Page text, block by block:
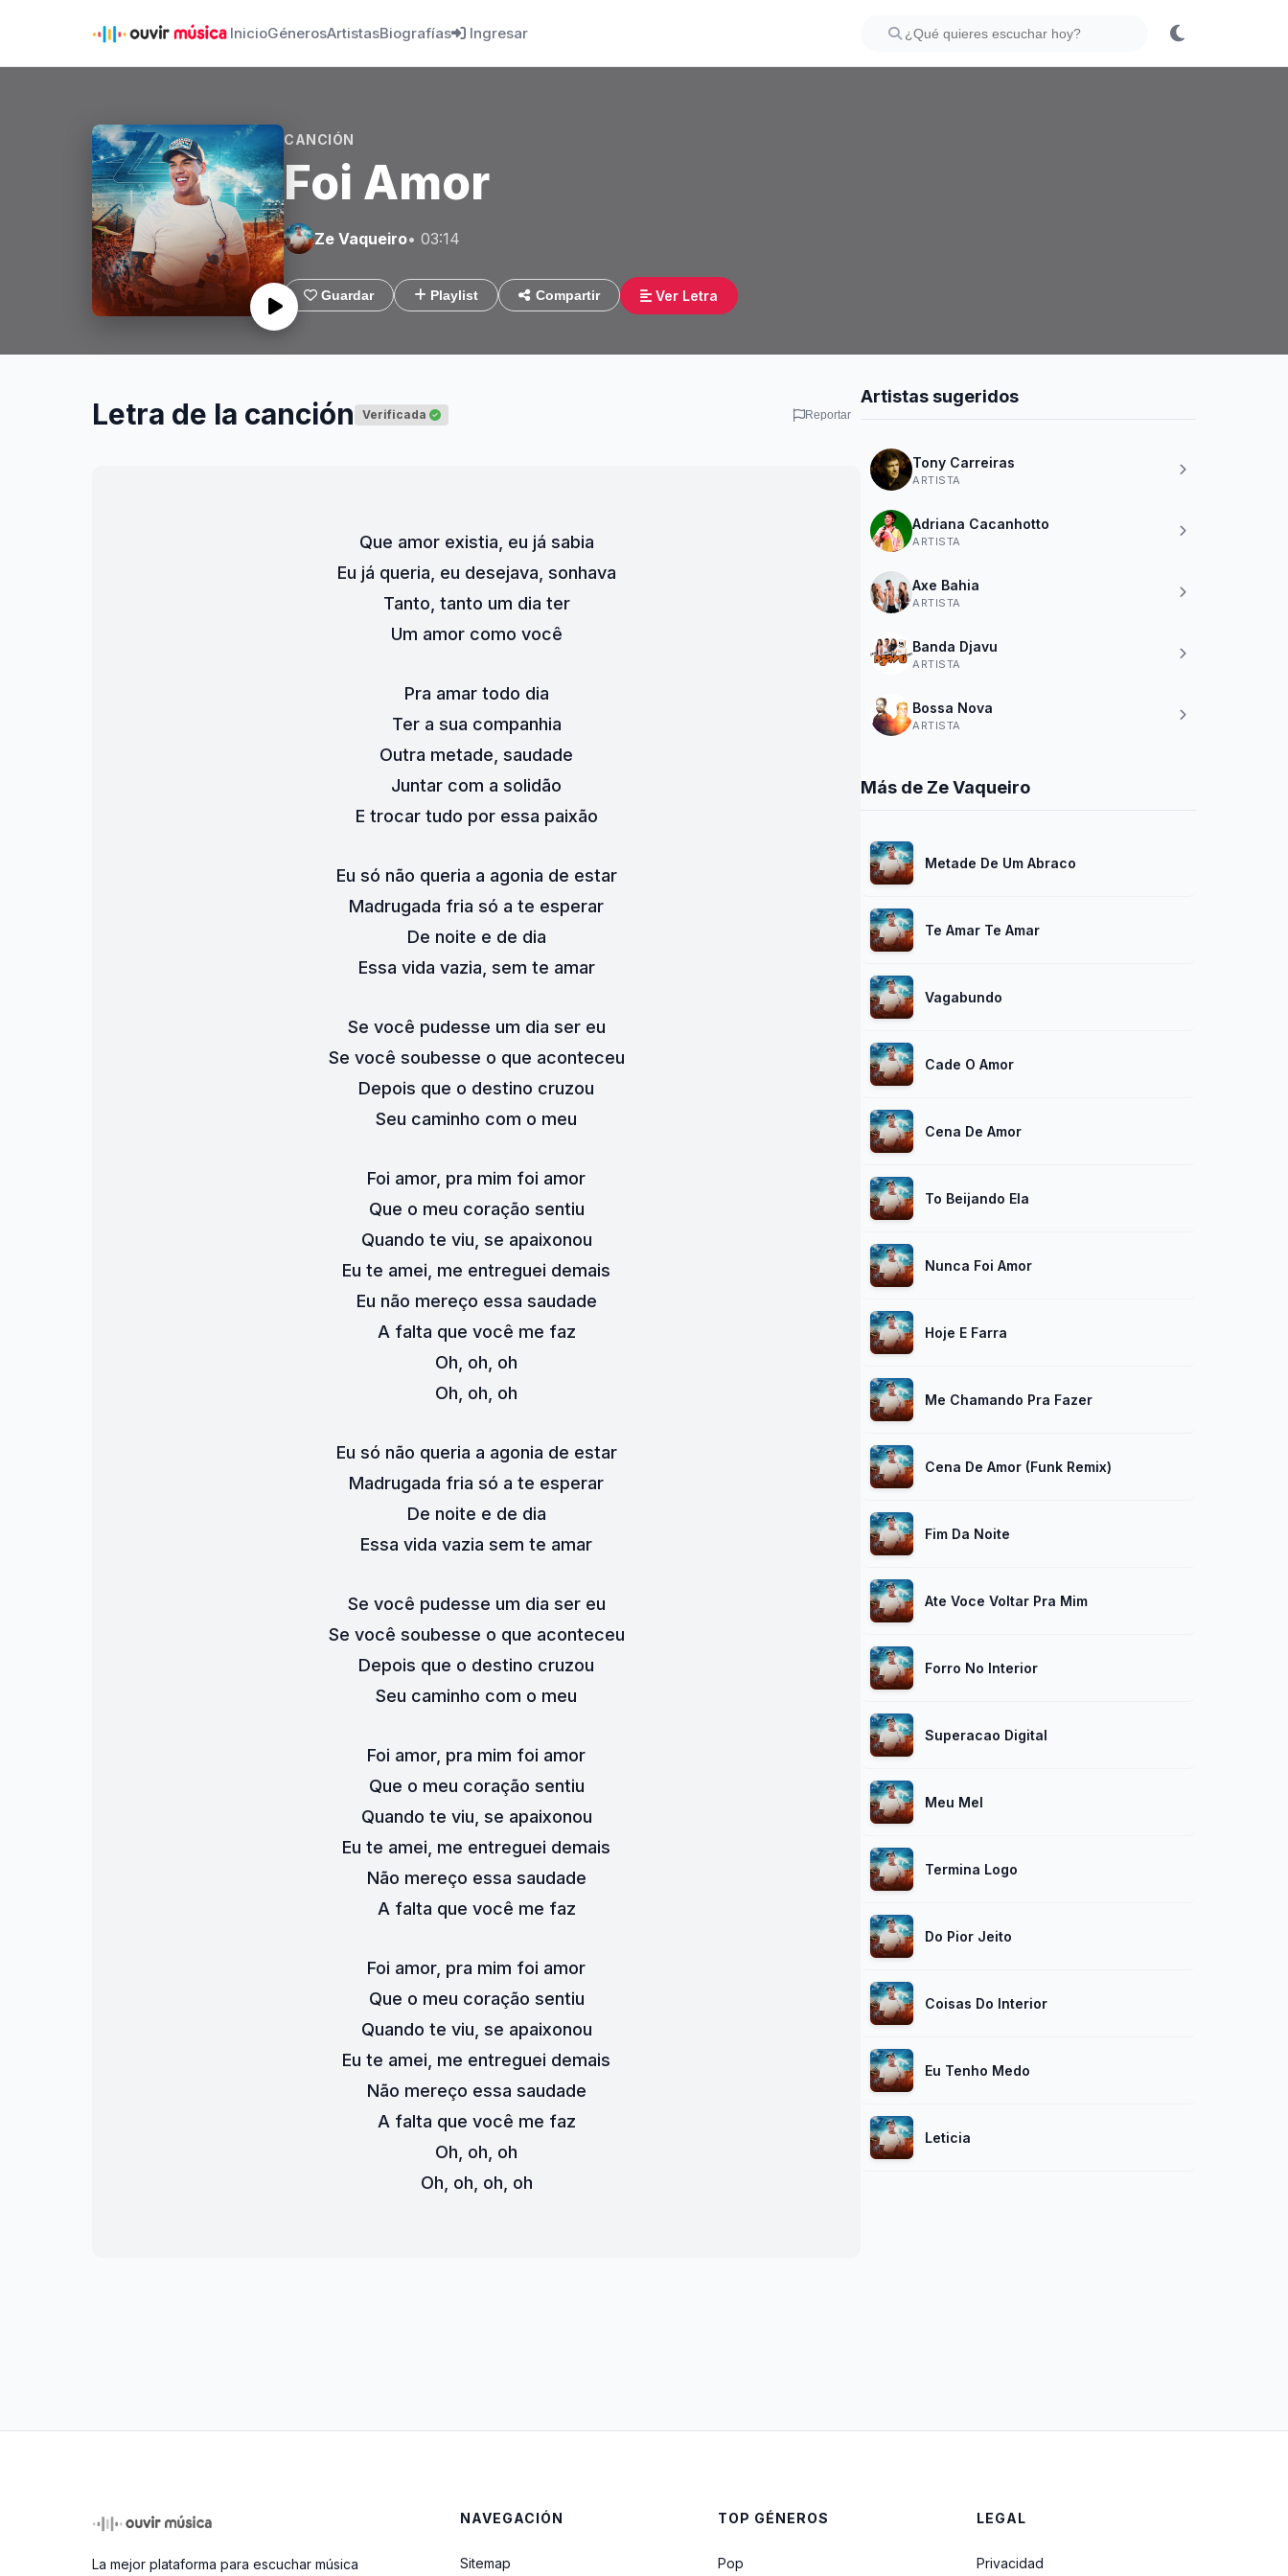
InicioGénerosArtistasBiografías Ingresar
CANCIÓN
Foi Amor
Ze Vaqueiro• 03:14
Guardar Playlist Compartir Ver Letra
Letra de la canción Verificada Reportar
Que amor existia, eu já sabia
Eu já queria, eu desejava, sonhava
Tanto, tanto um dia ter
Um amor como você
Pra amar todo dia
Ter a sua companhia
Outra metade, saudade
Juntar com a solidão
E trocar tudo por essa paixão
Eu só não queria a agonia de estar
Madrugada fria só a te esperar
De noite e de dia
Essa vida vazia, sem te amar
Se você pudesse um dia ser eu
Se você soubesse o que aconteceu
Depois que o destino cruzou
Seu caminho com o meu
Foi amor, pra mim foi amor
Que o meu coração sentiu
Quando te viu, se apaixonou
Eu te amei, me entreguei demais
Eu não mereço essa saudade
A falta que você me faz
Oh, oh, oh
Oh, oh, oh
Eu só não queria a agonia de estar
Madrugada fria só a te esperar
De noite e de dia
Essa vida vazia sem te amar
Se você pudesse um dia ser eu
Se você soubesse o que aconteceu
Depois que o destino cruzou
Seu caminho com o meu
Foi amor, pra mim foi amor
Que o meu coração sentiu
Quando te viu, se apaixonou
Eu te amei, me entreguei demais
Não mereço essa saudade
A falta que você me faz
Foi amor, pra mim foi amor
Que o meu coração sentiu
Quando te viu, se apaixonou
Eu te amei, me entreguei demais
Não mereço essa saudade
A falta que você me faz
Oh, oh, oh
Oh, oh, oh, oh
Artistas sugeridos
Tony Carreiras
ARTISTA
Adriana Cacanhotto
ARTISTA
Axe Bahia
ARTISTA
Banda Djavu
ARTISTA
Bossa Nova
ARTISTA
Más de Ze Vaqueiro
Metade De Um Abraco
Te Amar Te Amar
Vagabundo
Cade O Amor
Cena De Amor
To Beijando Ela
Nunca Foi Amor
Hoje E Farra
Me Chamando Pra Fazer
Cena De Amor (Funk Remix)
Fim Da Noite
Ate Voce Voltar Pra Mim
Forro No Interior
Superacao Digital
Meu Mel
Termina Logo
Do Pior Jeito
Coisas Do Interior
Eu Tenho Medo
Leticia
La mejor plataforma para escuchar música
NAVEGACIÓN
Sitemap
TOP GÉNEROS
Pop
LEGAL
Privacidad